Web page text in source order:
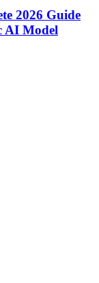
2026 Guide
AI Model